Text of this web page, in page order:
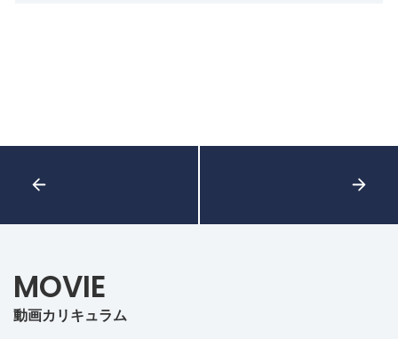
MOVIE
動画カリキュラム